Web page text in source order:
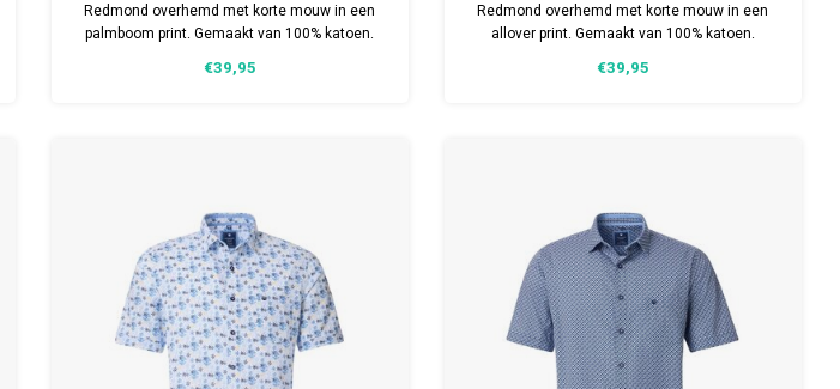
Redmond overhemd met korte mouw in een
palmboom print. Gemaakt van 100% katoen.
maten.
€39,95
Redmond overhemd met korte mouw in een
allover print. Gemaakt van 100% katoen.
maten.
€39,95